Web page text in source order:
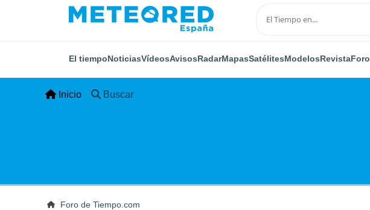
El tiempoNoticiasVídeosAvisosRadarMapasSatélitesModelosRevistaForo
Inicio Buscar
Foro de Tiempo.com